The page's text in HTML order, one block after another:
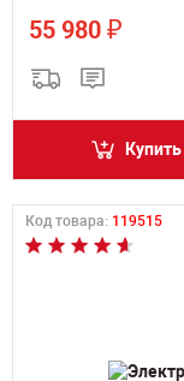
55 980 ₽
Купить
Код товара: 119515